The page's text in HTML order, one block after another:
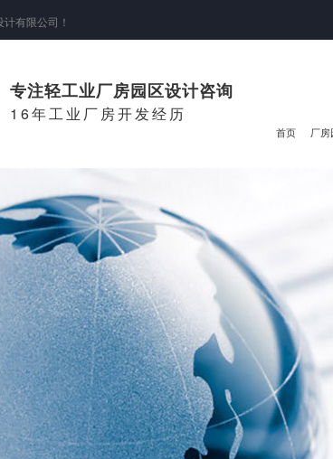
有限公司！
专注轻工业厂房园区设计咨询
16年工业厂房开发经历
首页 厂